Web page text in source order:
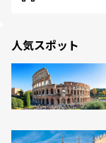
人気スポット